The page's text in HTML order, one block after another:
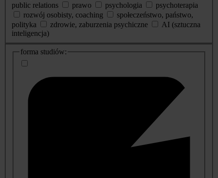
public relations
prawo psychologia
psychoterapia
rozwój osobisty, coaching
społeczeństwo, państwo,
polityka
zdrowie, zaburzenia psychiczne
AI (sztuczna
inteligencja)
dodatkowe
informacje
forma studiów: